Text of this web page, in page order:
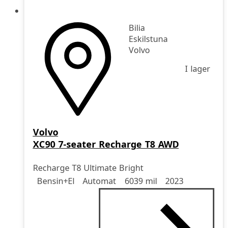
Bilia
Eskilstuna
Volvo
I lager
Volvo
XC90 7-seater Recharge T8 AWD
Recharge T8 Ultimate Bright
Drivmedel
Bensin+El
Drivmedel Automat
Miltal 6039 mil
årsmodell 2023